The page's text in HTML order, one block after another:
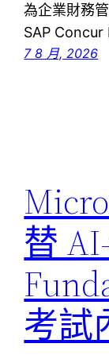
為企業財務
SAP Concur
7 8 月, 2026
替
考試